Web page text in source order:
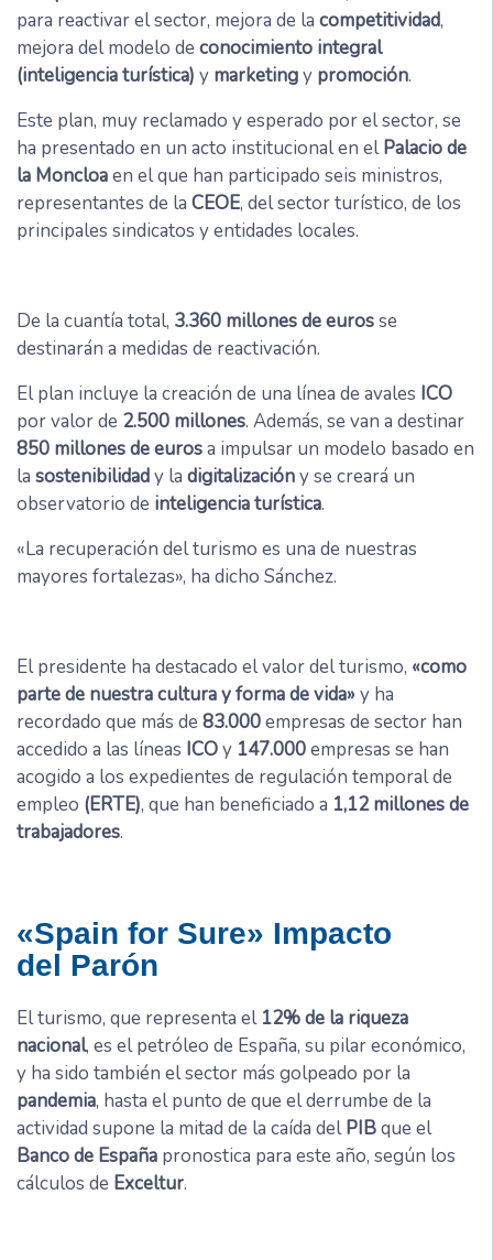
para reactivar el sector, mejora de la competitividad,
mejora del modelo de conocimiento integral
(inteligencia turística) y marketingy promoción.
Este plan, muy reclamado y esperado por el sector, se
ha presentado en un acto institucional en elPalacio de
la Moncloaen el que han participado seis ministros,
representantes de la CEOE, del sector turístico, de los
principales sindicatos y entidades locales.
De la cuantía total, 3.360 millones de eurosse
destinarán a medidas de reactivación.
El plan incluye la creación de una línea de avales ICO
por valor de 2.500 millones. Además, se van a destinar
850 millones de eurosa impulsar un modelo basado en
la sostenibilidady la digitalizacióny se creará un
observatorio de inteligencia turística.
«La recuperación del turismo es una de nuestras
mayores fortalezas», ha dicho Sánchez.
El presidente ha destacado el valor del turismo, «como
parte de nuestra cultura y forma de vida» y ha
recordado que más de 83.000empresas de sector han
accedido a las líneas ICOy 147.000empresas se han
acogido a los expedientes de regulación temporal de
empleo (ERTE), que han beneficiado a 1,12 millones de
trabajadores.
«Spain for Sure» Impacto
del Parón
El turismo, que representa el 12% de la riqueza
nacional, es el petróleo de España, su pilar económico,
y ha sido también el sector más golpeado por la
pandemia, hasta el punto de que el derrumbe de la
actividad supone la mitad de la caída delPIBque el
Banco de España pronostica para este año, según los
cálculos de Exceltur.